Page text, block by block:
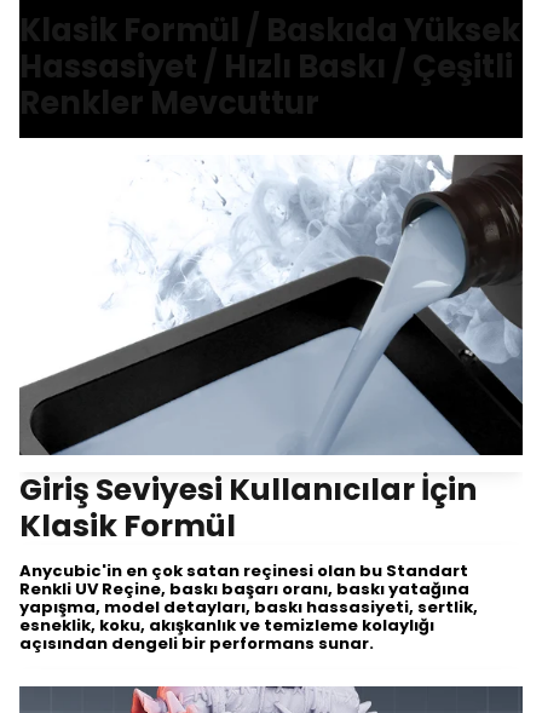
Klasik Formül / Baskıda Yüksek
Hassasiyet / Hızlı Baskı / Çeşitli
Renkler Mevcuttur
Giriş Seviyesi Kullanıcılar İçin
Klasik Formül
Anycubic'in en çok satan reçinesi olan bu Standart
Renkli UV Reçine, baskı başarı oranı, baskı yatağına
yapışma, model detayları, baskı hassasiyeti, sertlik,
esneklik, koku, akışkanlık ve temizleme kolaylığı
açısından dengeli bir performans sunar.